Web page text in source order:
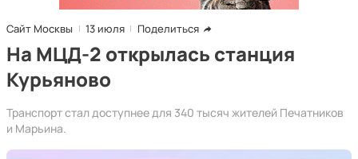
Сайт Москвы 13 июля Поделиться
На МЦД-2 открылась станция
Курьяново
Транспорт стал доступнее для 340 тысяч жителей Печатников
и Марьина.